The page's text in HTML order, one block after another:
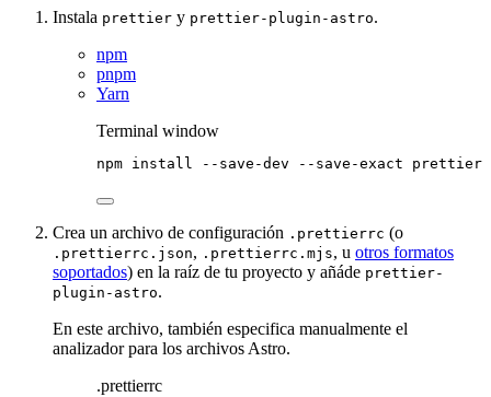
Instala prettier y prettier-plugin-astro.
npm
pnpm
Yarn
Terminal window
npm install --save-dev --save-exact prettier
Crea un archivo de configuración .prettierrc (o
.prettierrc.json, .prettierrc.mjs, u otros formatos
soportados) en la raíz de tu proyecto y añáde prettier-
plugin-astro.
En este archivo, también especifica manualmente el
analizador para los archivos Astro.
.prettierrc